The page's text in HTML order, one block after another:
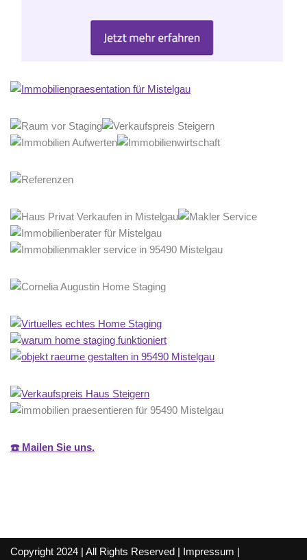
☎️ Mailen Sie uns.
Copyright 2024 | All Rights Reserved | Impressum |